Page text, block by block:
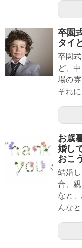
卒園
タイ
卒園
ど、
場の
それ
お歳
婚し
おこう
結婚
合、
なと
んな